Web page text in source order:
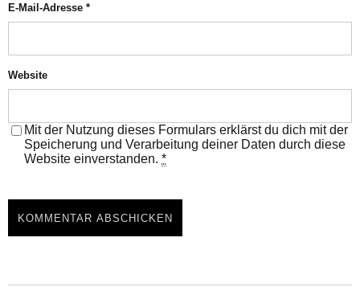
E-Mail-Adresse *
Website
Mit der Nutzung dieses Formulars erklärst du dich mit der
Speicherung und Verarbeitung deiner Daten durch diese
Website einverstanden. *